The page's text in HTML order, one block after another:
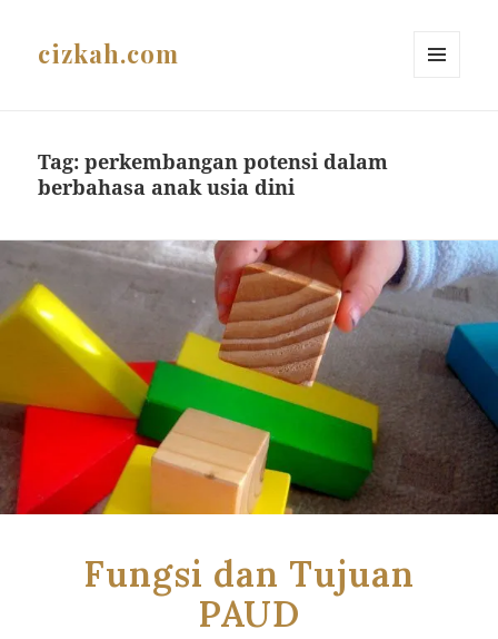
cizkah.com
Tag:perkembangan potensi dalam
berbahasa anak usia dini
Fungsi dan Tujuan
PAUD